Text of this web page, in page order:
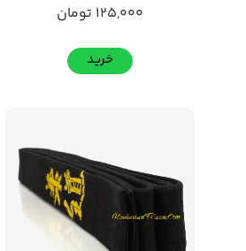
125,000 تومان
خرید